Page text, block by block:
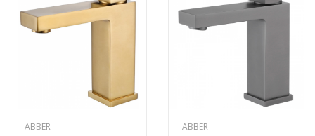
ABBER ABBER